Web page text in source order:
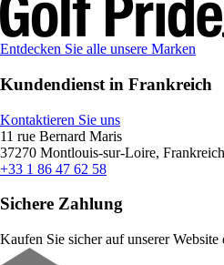
Entdecken Sie alle unsere Marken
Kundendienst in Frankreich
Kontaktieren Sie uns
11 rue Bernard Maris
37270 Montlouis-sur-Loire, Frankreich
+33 1 86 47 62 58
Sichere Zahlung
Kaufen Sie sicher auf unserer Website